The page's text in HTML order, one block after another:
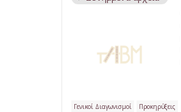
Γενικοί Διαγωνισμοί Προκηρύξεις